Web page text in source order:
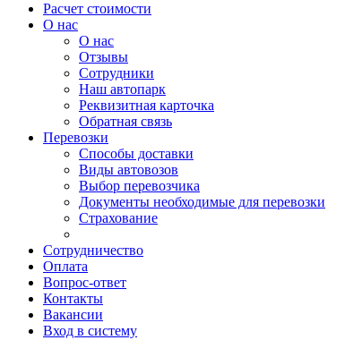
Расчет стоимости
О нас
О нас
Отзывы
Сотрудники
Наш автопарк
Реквизитная карточка
Обратная связь
Перевозки
Способы доставки
Виды автовозов
Выбор перевозчика
Документы необходимые для перевозки
Страхование
Сотрудничество
Оплата
Вопрос-ответ
Контакты
Вакансии
Вход в систему